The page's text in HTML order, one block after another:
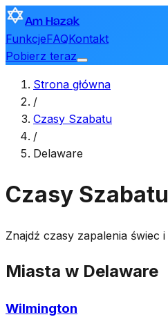
Am Hazak
FunkcjeFAQKontakt
Pobierz teraz
Strona główna
/
Czasy Szabatu
/
Delaware
Czasy
Znajdź czasy zapalenia świec
Miasta w Delaware
Wilmington